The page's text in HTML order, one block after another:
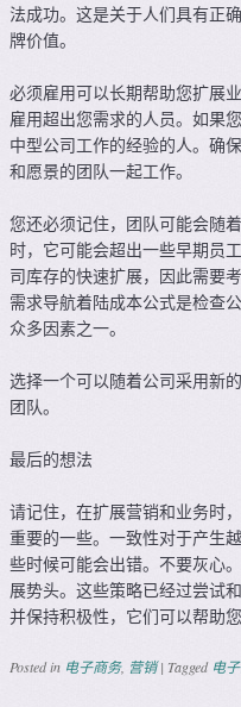
法成功。这是关于人们具有正
牌价值。
必须雇用可以长期帮助您扩展
雇用超出您需求的人员。如果
中型公司工作的经验的人。确
和愿景的团队一起工作。
您还必须记住，团队可能会随
时，它可能会超出一些早期员
司库存的快速扩展，因此需要
需求导航着陆成本公式是检查
众多因素之一。
选择一个可以随着公司采用新
团队。
最后的想法
请记住，在扩展营销和业务时
重要的一些。一致性对于产生
些时候可能会出错。不要灰心
展势头。这些策略已经过尝试
并保持积极性，它们可以帮助您
Posted in 电子商务, 营销 | Tagged 电